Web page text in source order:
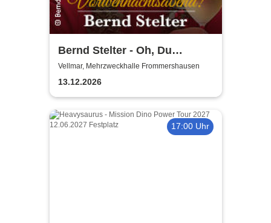
Bernd Stelter - Oh, Du
fröhlicher
Vorweihnachtsabend! 2026
Vellmar, Mehrzweckhalle Frommershausen
13.12.2026
17:00 Uhr